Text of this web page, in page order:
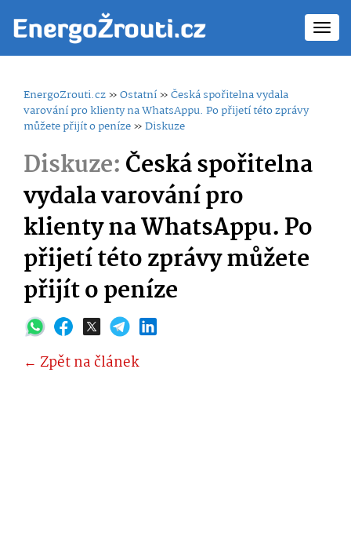
EnergoZrouti.cz»Ostatní»Česká spořitelna vydala
varování pro klienty na WhatsAppu. Po přijetí této zprávy
můžete přijít o peníze»Diskuze
Diskuze:Česká spořitelna
vydala varování pro
klienty na WhatsAppu. Po
přijetí této zprávy můžete
přijít o peníze
← Zpět na článek